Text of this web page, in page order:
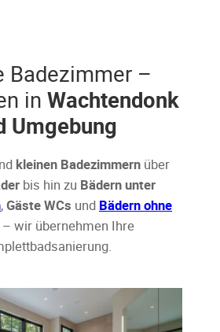
Badezimmer –
in Wachtendonk
Umgebung
kleinen Badezimmernüber
bis hin zu Bädern unter
,Gäste WCs und Bädern ohne
wir übernehmen Ihre